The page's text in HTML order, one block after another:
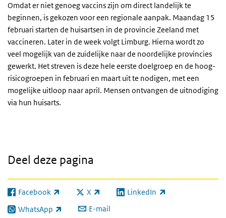
Omdat er niet genoeg vaccins zijn om direct landelijk te
beginnen, is gekozen voor een regionale aanpak. Maandag 15
februari starten de huisartsen in de provincie Zeeland met
vaccineren. Later in de week volgt Limburg. Hierna wordt zo
veel mogelijk van de zuidelijke naar de noordelijke provincies
gewerkt. Het streven is deze hele eerste doelgroep en de hoog-
risicogroepen in februari en maart uit te nodigen, met een
mogelijke uitloop naar april. Mensen ontvangen de uitnodiging
via hun huisarts.
Deel deze pagina
Facebook
(externe link) X
(externe link) LinkedIn
(externe link)
WhatsApp
(externe link) E-mail